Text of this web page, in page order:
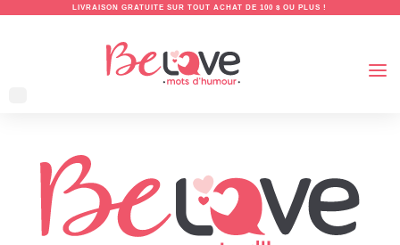
LIVRAISON GRATUITE SUR TOUT ACHAT DE 100 $ OU PLUS !